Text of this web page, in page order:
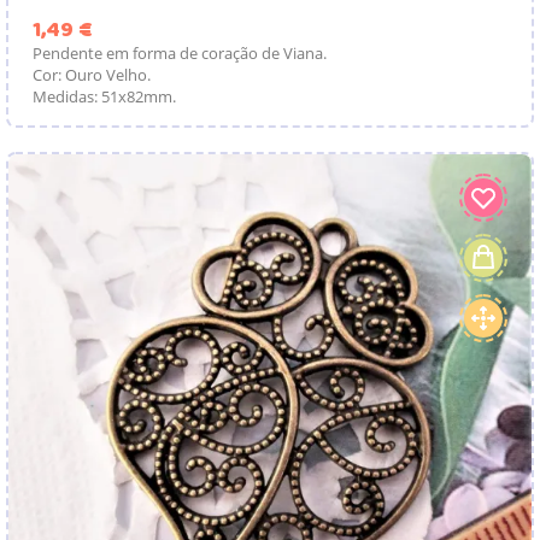
1,49 €
Pendente em forma de coração de Viana.
Cor: Ouro Velho.
Medidas: 51x82mm.